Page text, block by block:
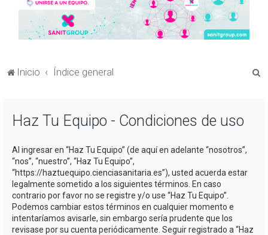
Inicio Índice general
Haz Tu Equipo - Condiciones de uso
Al ingresar en “Haz Tu Equipo” (de aquí en adelante “nosotros”,
“nos”, “nuestro”, “Haz Tu Equipo”,
“https://haztuequipo.cienciasanitaria.es”), usted acuerda estar
legalmente sometido a los siguientes términos. En caso
contrario por favor no se registre y/o use “Haz Tu Equipo”.
Podemos cambiar estos términos en cualquier momento e
intentaríamos avisarle, sin embargo sería prudente que los
revisase por su cuenta periódicamente. Seguir registrado a “Haz